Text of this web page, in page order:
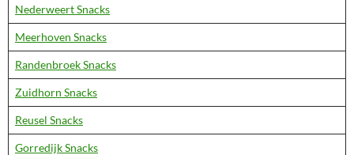
Nederweert Snacks
Meerhoven Snacks
Randenbroek Snacks
Zuidhorn Snacks
Reusel Snacks
Gorredijk Snacks